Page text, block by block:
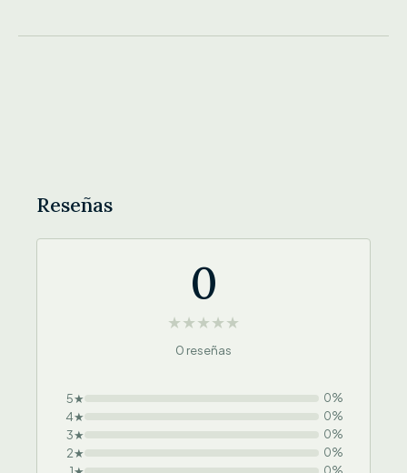
Reseñas
0
★★★★★
0 reseñas
5★ 0%
4★ 0%
3★ 0%
2★ 0%